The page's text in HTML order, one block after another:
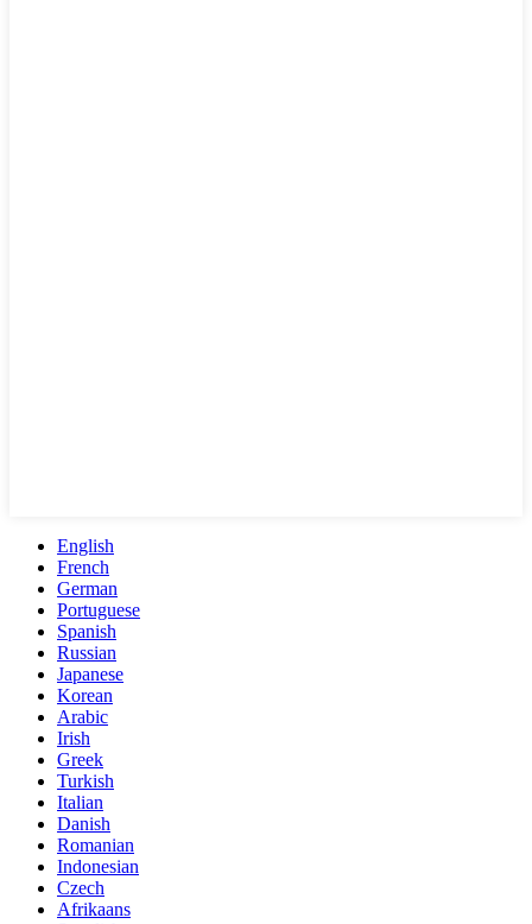
English
French
German
Portuguese
Spanish
Russian
Japanese
Korean
Arabic
Irish
Greek
Turkish
Italian
Danish
Romanian
Indonesian
Czech
Afrikaans